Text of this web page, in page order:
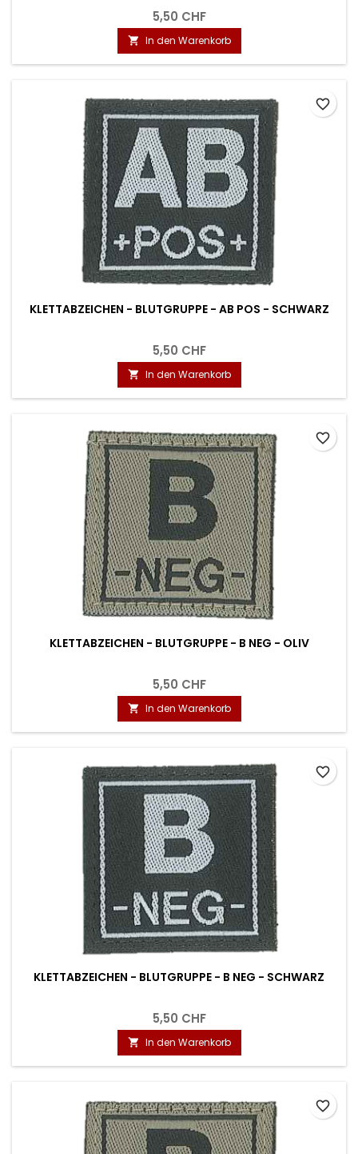
5,50 CHF
 In den Warenkorb
KLETTABZEICHEN - BLUTGRUPPE - AB POS - SCHWARZ
5,50 CHF
 In den Warenkorb
favorite_border
KLETTABZEICHEN - BLUTGRUPPE - B NEG - OLIV
5,50 CHF
 In den Warenkorb
favorite_border
KLETTABZEICHEN - BLUTGRUPPE - B NEG - SCHWARZ
5,50 CHF
 In den Warenkorb
favorite_border
favorite_border